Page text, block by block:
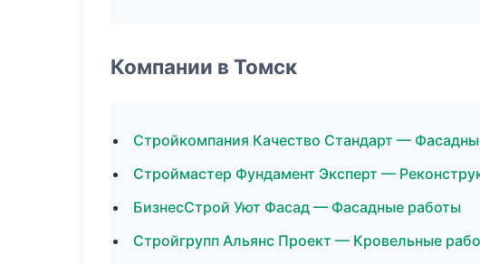
Компании в Томск
Стройкомпания Качество Стандарт —
Строймастер Фундамент Эксперт —
БизнесСтрой Уют Фасад — Фасадные работы
Стройгрупп Альянс Проект — Кровельные